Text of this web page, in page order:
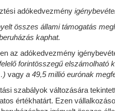
adókedvezmény
összes állami támogatás
kaphat.
az adókedvezmény
forintösszegű
vagy a 49,5 millió eurónak
szabályok változására
értékhatárt. Ezen